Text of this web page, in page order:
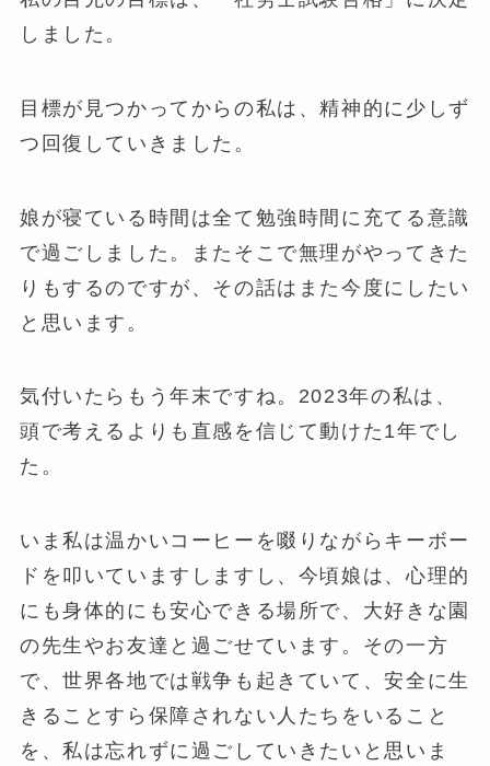
しました。
目標が見つかってからの私は、精神的に少しず
つ回復していきました。
娘が寝ている時間は全て勉強時間に充てる意識
で過ごしました。またそこで無理がやってきた
りもするのですが、その話はまた今度にしたい
と思います。
気付いたらもう年末ですね。2023年の私は、
頭で考えるよりも直感を信じて動けた1年でし
た。
いま私は温かいコーヒーを啜りながらキーボー
ドを叩いていますしますし、今頃娘は、心理的
にも身体的にも安心できる場所で、大好きな園
の先生やお友達と過ごせています。その一方
で、世界各地では戦争も起きていて、安全に生
きることすら保障されない人たちをいること
を、私は忘れずに過ごしていきたいと思いま